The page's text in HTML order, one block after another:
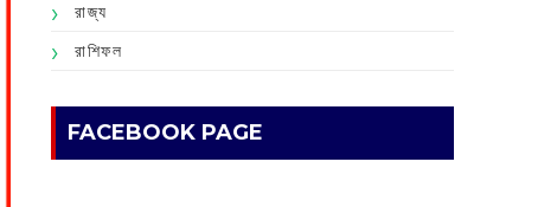
রাজ্য
রাশিফল
FACEBOOK PAGE